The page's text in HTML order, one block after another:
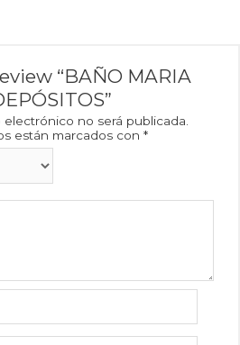
“BAÑO MARIA
no será publicada.
están marcados con*